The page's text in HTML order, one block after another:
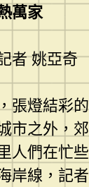
萬家
者 姚亞奇
張燈結彩
市之外，
人們在忙
岸線，記